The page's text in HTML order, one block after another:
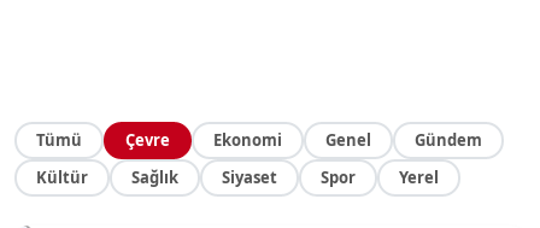
Tümü Çevre Ekonomi Genel
Gündem
Kültür
Sağlık Siyaset Spor Yerel